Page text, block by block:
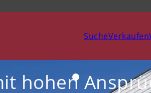
SucheVerkaufen
hohen